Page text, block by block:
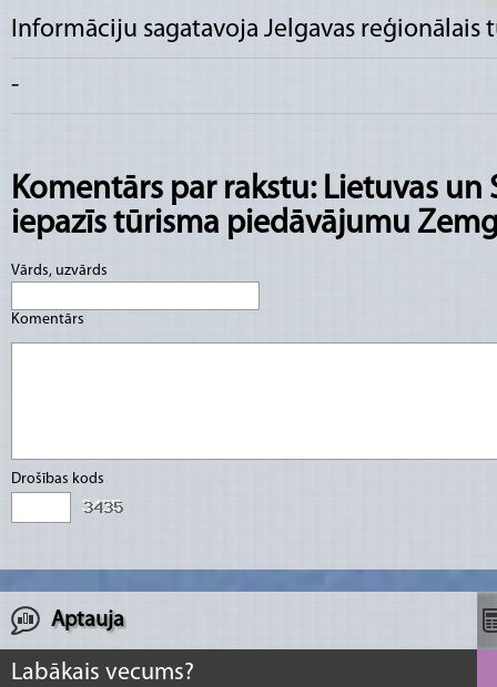
Informāciju sagatavoja Jelgavas reģionālais
-
Komentārs par rakstu: Lietuvas un
iepazīs tūrisma piedāvājumu
Vārds, uzvārds
Komentārs
Drošības kods
Aptauja
Labākais vecums?